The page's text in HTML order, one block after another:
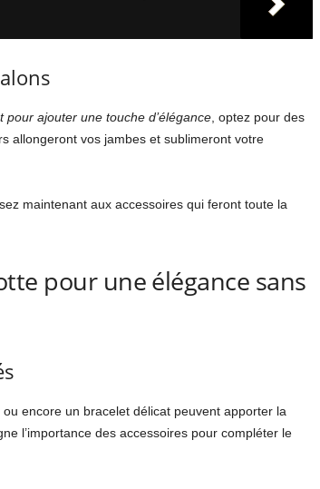
ajouter une touche d’élégance, optez pour des
allongeront vos jambes et sublimeront votre
maintenant aux accessoires qui feront toute la
pour une élégance sans
encore un bracelet délicat peuvent apporter la
l’importance des accessoires pour compléter le